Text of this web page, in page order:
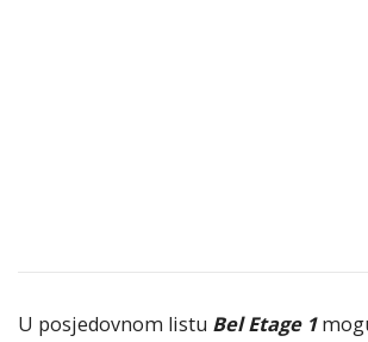
U posjedovnom listu Bel Etage 1